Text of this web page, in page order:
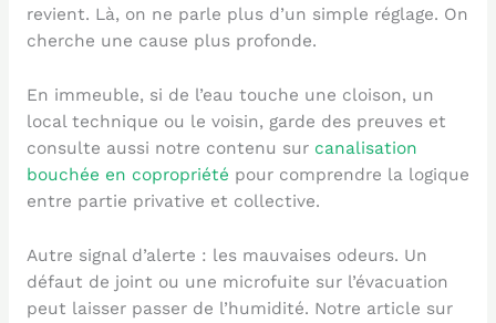
revient. Là, on ne parle plus d’un simple réglage. On
cherche une cause plus profonde.
En immeuble, si de l’eau touche une cloison, un
local technique ou le voisin, garde des preuves et
consulte aussi notre contenu sur canalisation
bouchée en copropriété pour comprendre la logique
entre partie privative et collective.
Autre signal d’alerte : les mauvaises odeurs. Un
défaut de joint ou une microfuite sur l’évacuation
peut laisser passer de l’humidité. Notre article sur